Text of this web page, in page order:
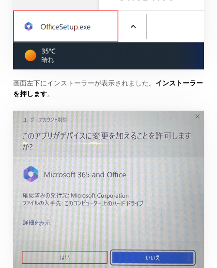
画面左下にインストーラーが表示されました。 インストーラー
を押します。